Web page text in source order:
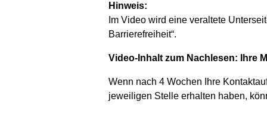
Hinweis:
Im Video wird eine veraltete
Barrierefreiheit“.
Video-Inhalt zum Nachlesen: Ihre
Wenn nach 4 Wochen Ihre
jeweiligen Stelle erhalten haben,